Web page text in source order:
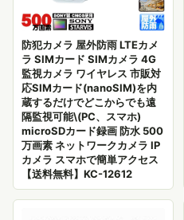
防犯カメラ 屋外防雨 LTEカメ
ラ SIMカード SIMカメラ 4G
監視カメラ ワイヤレス 市販対
応SIMカード(nanoSIM)を内
蔵するだけでどこからでも遠
隔監視可能\(PC、スマホ)
microSDカード録画 防水 500
万画素 ネットワークカメラ IP
カメラ スマホで簡単アクセス
【送料無料】KC-12612